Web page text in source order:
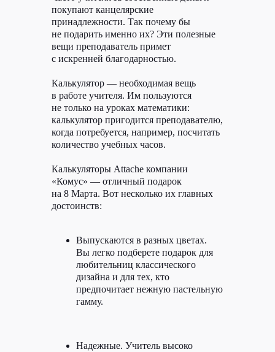
покупают канцелярские
принадлежности. Так почему бы
не подарить именно их? Эти полезные
вещи преподаватель примет
с искренней благодарностью.
Калькулятор — необходимая вещь
в работе учителя. Им пользуются
не только на уроках математики:
калькулятор пригодится преподавателю,
когда потребуется, например, посчитать
количество учебных часов.
Калькуляторы Attache компании
«Комус» — отличный подарок
на 8 Марта. Вот несколько их главных
достоинств:
Выпускаются в разных цветах.
Вы легко подберете подарок для
любительниц классического
дизайна и для тех, кто
предпочитает нежную пастельную
гамму.
Надежные. Учитель высоко
приложения для
спокойного отдыха
Катаем шар, украшаем чехлы
смартфонов и сражаемся
с монстрами
Содержание
Going Balls, чтобы покатать
шары по крутым трассам
DIY Phone Case Maker, чтобы
проявить творческие
способности
Swing Blade: Sword Action,
чтобы сразиться с монстрами
насладиться природными
красотами
Face Over: AI Face Swap, чтобы
создать забавное изображение
телевизором. Но не всегда удается
найти интересную передачу или
фильм, порой они просто надоедают.
А идти в спортзал вечером уже нет
сил, поэтому выберите что-то более
доступное. Например, установите
интересные игры и позалипайте
в смартфоне. Представляем 5
приложений, которые хорошо